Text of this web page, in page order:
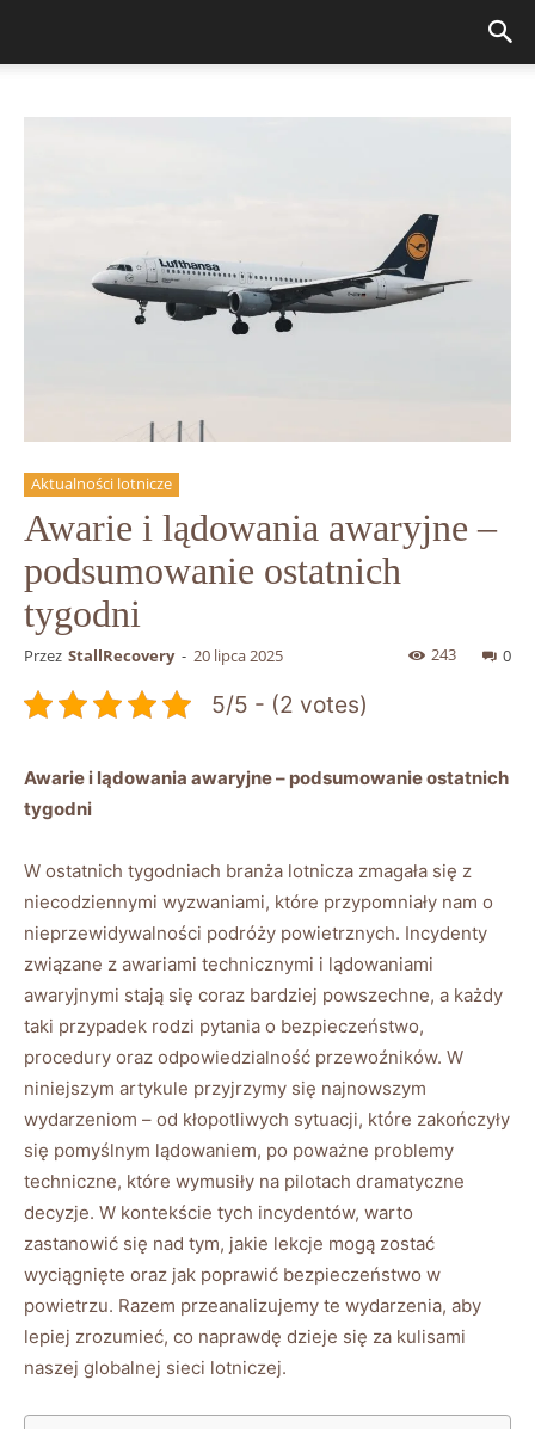
Aktualności lotnicze
Awarie i lądowania awaryjne –
podsumowanie ostatnich
tygodni
Przez StallRecovery - 20 lipca 2025 0
243
5/5 - (2 votes)
Awarie ⁤i lądowania awaryjne – podsumowanie‍ ostatnich
tygodni
W ostatnich tygodniach branża ‌lotnicza zmagała się z
niecodziennymi ​wyzwaniami, które‌ przypomniały ⁣nam⁢ o
nieprzewidywalności ⁢podróży powietrznych.​ Incydenty
związane ‌z awariami technicznymi i lądowaniami
awaryjnymi ⁤stają ⁣się coraz bardziej powszechne, a każdy‍
taki przypadek rodzi pytania o bezpieczeństwo,
procedury oraz‌ odpowiedzialność przewoźników. W
niniejszym ⁣artykule‍ przyjrzymy się najnowszym
wydarzeniom – od kłopotliwych sytuacji, które ‌zakończyły​
się pomyślnym lądowaniem, po poważne problemy
techniczne,⁢ które wymusiły na ⁤pilotach dramatyczne⁣
decyzje. W kontekście ⁤tych‌ incydentów, ⁢warto
zastanowić się nad tym, jakie ⁣lekcje mogą ‍zostać
⁢wyciągnięte⁢ oraz jak​ poprawić bezpieczeństwo w
powietrzu. Razem przeanalizujemy te‍ wydarzenia,⁣ aby
⁤lepiej zrozumieć, co ⁣naprawdę dzieje⁢ się za kulisami
naszej‍ globalnej ‌sieci lotniczej.